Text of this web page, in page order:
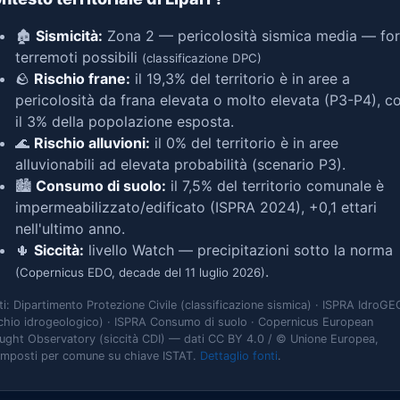
🏚️ Sismicità: Zona 2 — pericolosità sismica media —
terremoti possibili (classificazione DPC)
🪨 Rischio frane: il 19,3% del territorio è in aree a
pericolosità da frana elevata o molto elevata (P3-P4),
il 3% della popolazione esposta.
🌊 Rischio alluvioni: il 0% del territorio è in aree
alluvionabili ad elevata probabilità (scenario P3).
🏙️ Consumo di suolo: il 7,5% del territorio comunale è
impermeabilizzato/edificato (ISPRA 2024), +0,1 ettari
nell'ultimo anno.
🌵 Siccità: livello Watch — precipitazioni sotto la norma
(Copernicus EDO, decade del 11 luglio 2026).
Dipartimento Protezione Civile (classificazione sismica) · ISPRA
idrogeologico) · ISPRA Consumo di suolo · Copernicus European
Observatory (siccità CDI) — dati CC BY 4.0 / © Unione Europea,
per comune su chiave ISTAT. Dettaglio fonti.